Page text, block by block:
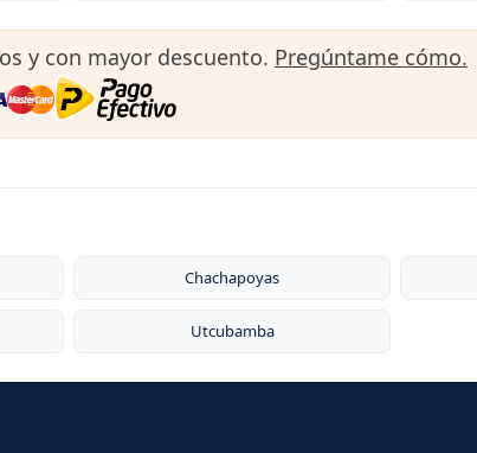
y con mayor descuento. Pregúntame cómo.
Chachapoyas
Utcubamba